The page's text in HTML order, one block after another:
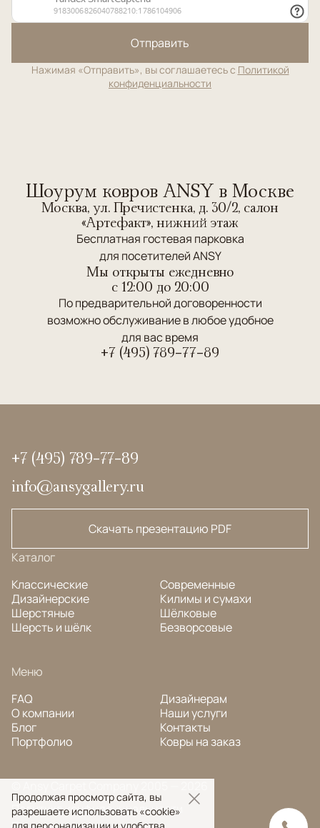
Отправить
Нажимая «Отправить», вы соглашаетесь с Политикой
конфиденциальности
Шоурум ковров ANSY в Москве
Москва, ул. Пречистенка, д. 30/2, салон
«Артефакт», нижний этаж
Бесплатная гостевая парковка
для посетителей ANSY
Мы открыты ежедневно
c 12:00 до 20:00
По предварительной договоренности
возможно обслуживание в любое удобное
для вас время
+7 (495) 789-77-89
+7 (495) 789-77-89
info@ansygallery.ru
Скачать презентацию PDF
Каталог
Классические
Дизайнерские
Шерстяные
Шерсть и шёлк
Современные
Килимы и сумахи
Шёлковые
Безворсовые
Меню
FAQ
О компании
Блог
Портфолио
Дизайнерам
Наши услуги
Контакты
Ковры на заказ
Политика конфиденциальности
Продолжая просмотр сайта, вы
разрешаете использовать «cookie»